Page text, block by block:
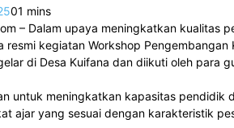
01 mins
– Dalam upaya meningkatkan kualitas
resmi kegiatan Workshop
di Desa Kuifana dan diikuti oleh para
untuk meningkatkan kapasitas pendidik
ajar yang sesuai dengan karakteristik